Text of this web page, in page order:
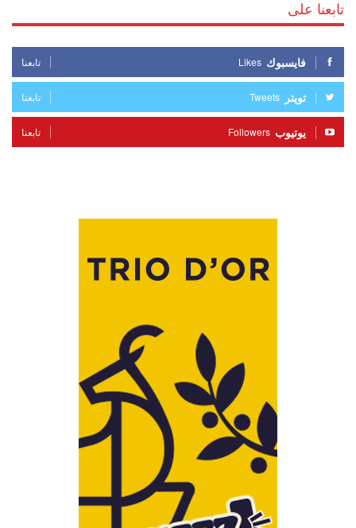
تابعنا على
فايسبوك Likes تابعنا
تويتر Tweets تابعنا
يوتيوب Followers تابعنا